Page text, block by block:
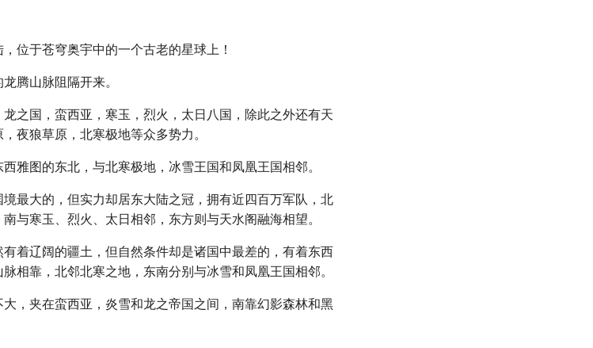
位于苍穹奥宇中的一个古老的星球上！
腾山脉阻隔开来。
之国，蛮西亚，寒玉，烈火，太日八国，除此之外还有天
夜狼草原，北寒极地等众多势力。
雅图的东北，与北寒极地，冰雪王国和凤凰王国相邻。
最大的，但实力却居东大陆之冠，拥有近四百万军队，北
与寒玉、烈火、太日相邻，东方则与天水阁融海相望。
着辽阔的疆土，但自然条件却是诸国中最差的，有着东西
相靠，北邻北寒之地，东南分别与冰雪和凤凰王国相邻。
，夹在蛮西亚，炎雪和龙之帝国之间，南靠幻影森林和黑